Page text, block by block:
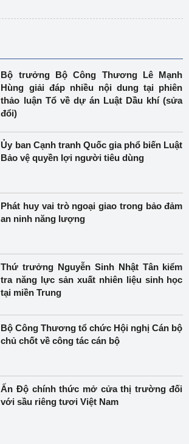
Bộ trưởng Bộ Công Thương Lê Mạnh
Hùng giải đáp nhiều nội dung tại phiên
thảo luận Tổ về dự án Luật Dầu khí (sửa
đổi)
Ủy ban Cạnh tranh Quốc gia phổ biến Luật
Bảo vệ quyền lợi người tiêu dùng
Phát huy vai trò ngoại giao trong bảo đảm
an ninh năng lượng
Thứ trưởng Nguyễn Sinh Nhật Tân kiểm
tra năng lực sản xuất nhiên liệu sinh học
tại miền Trung
Bộ Công Thương tổ chức Hội nghị Cán bộ
chủ chốt về công tác cán bộ
Ấn Độ chính thức mở cửa thị trường đối
với sầu riêng tươi Việt Nam